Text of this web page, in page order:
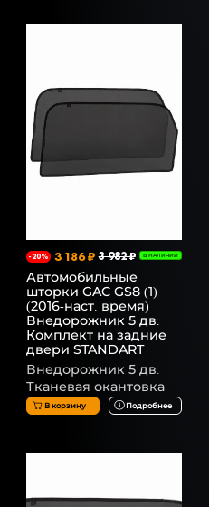
-20% 3 186 ₽ 3 982 ₽ В НАЛИЧИИ
Автомобильные
шторки GAC GS8 (1)
(2016-наст. время)
Внедорожник 5 дв.
Комплект на задние
двери STANDART
Внедорожник 5 дв.
Тканевая окантовка
В корзину Подробнее